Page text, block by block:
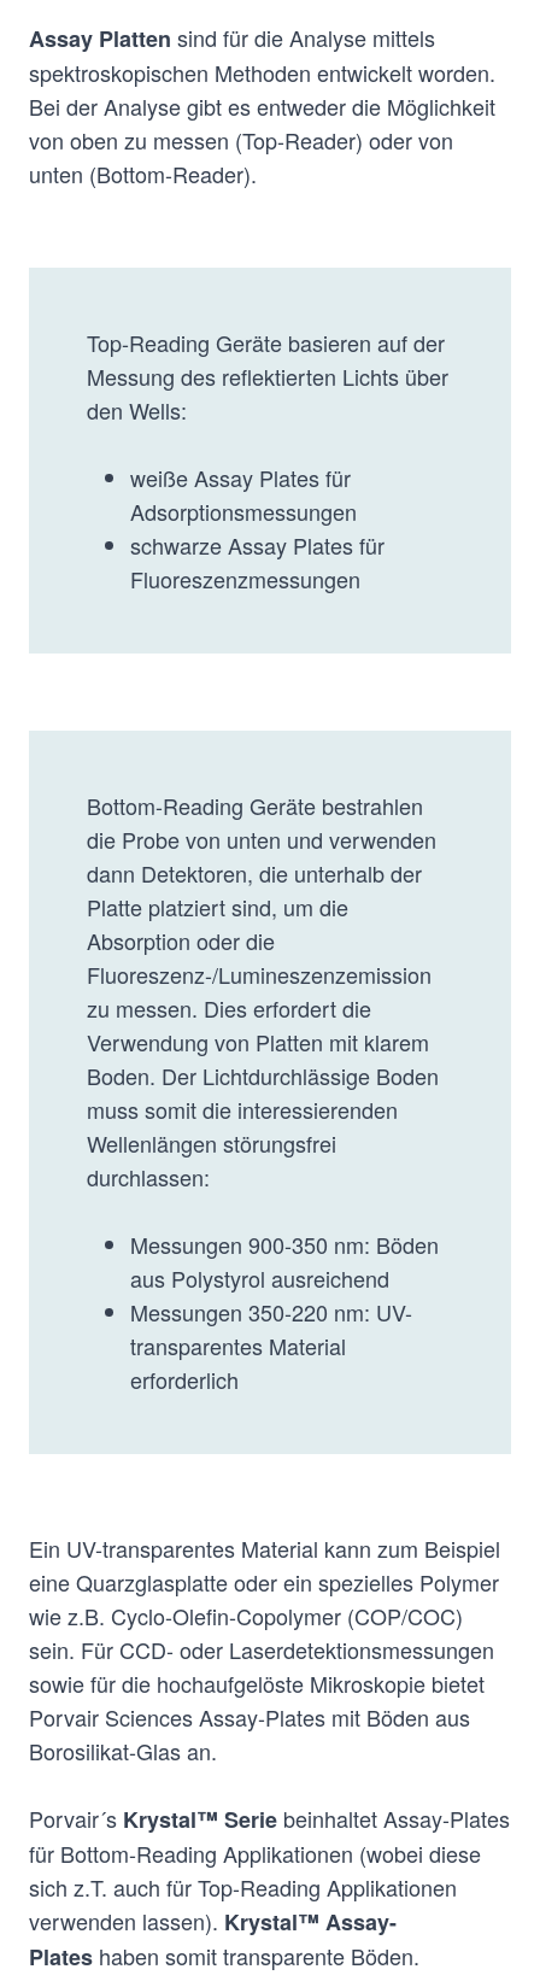
Assay Platten sind für die Analyse mittels
spektroskopischen Methoden entwickelt worden.
Bei der Analyse gibt es entweder die Möglichkeit
von oben zu messen (Top-Reader) oder von
unten (Bottom-Reader).
Top-Reading Geräte basieren auf der
Messung des reflektierten Lichts über
den Wells:
weiße Assay Plates für
Adsorptionsmessungen
schwarze Assay Plates für
Fluoreszenzmessungen
Bottom-Reading Geräte bestrahlen
die Probe von unten und verwenden
dann Detektoren, die unterhalb der
Platte platziert sind, um die
Absorption oder die
Fluoreszenz-/Lumineszenzemission
zu messen. Dies erfordert die
Verwendung von Platten mit klarem
Boden. Der Lichtdurchlässige Boden
muss somit die interessierenden
Wellenlängen störungsfrei
durchlassen:
Messungen 900-350 nm: Böden
aus Polystyrol ausreichend
Messungen 350-220 nm: UV-
transparentes Material
erforderlich
Ein UV-transparentes Material kann zum Beispiel
eine Quarzglasplatte oder ein spezielles Polymer
wie z.B. Cyclo-Olefin-Copolymer (COP/COC)
sein. Für CCD- oder Laserdetektionsmessungen
sowie für die hochaufgelöste Mikroskopie bietet
Porvair Sciences Assay-Plates mit Böden aus
Borosilikat-Glas an.
Porvair´s Krystal™ Serie beinhaltet Assay-Plates
für Bottom-Reading Applikationen (wobei diese
sich z.T. auch für Top-Reading Applikationen
verwenden lassen). Krystal™ Assay-
Plates haben somit transparente Böden.